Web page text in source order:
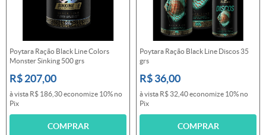
Poytara Ração Black Line Colors
Monster Sinking 500 grs
R$ 207,00
à vista R$ 186,30economize 10% no
Pix
COMPRAR
Poytara Ração Black Line Discos 35
grs
R$ 36,00
à vista R$ 32,40economize 10% no
Pix
COMPRAR